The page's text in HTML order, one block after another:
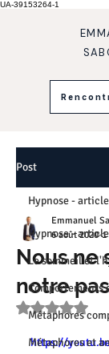
UA-39153264-1
Post
Hypnose -
Le sommeil et
Comportements
Métaphores
Métaphores et
Hypnose -
Nous ne
notre
Emmanuel
6 août 2020 1
Noté NaN
https://